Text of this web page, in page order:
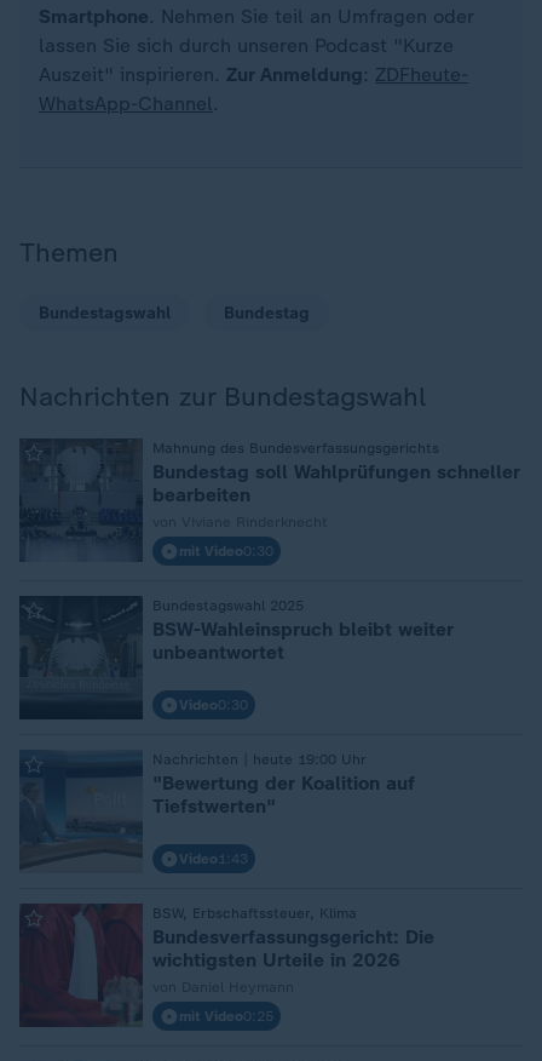
Smartphone. Nehmen Sie teil an Umfragen oder
lassen Sie sich durch unseren Podcast "Kurze
Auszeit" inspirieren. Zur Anmeldung : ZDFheute-
WhatsApp-Channel.
Themen
Bundestagswahl Bundestag
Nachrichten zur Bundestagswahl
Mahnung des Bundesverfassungsgerichts
:
Bundestag soll Wahlprüfungen schneller
bearbeiten
mit Video0:30
Bundestagswahl 2025
:
BSW-Wahleinspruch bleibt weiter
unbeantwortet
Video0:30
Nachrichten | heute 19:00 Uhr
:
"Bewertung der Koalition auf
Tiefstwerten"
Video 1:43
BSW, Erbschaftssteuer, Klima
:
Bundesverfassungsgericht: Die
wichtigsten Urteile in 2026
mit Video0:25